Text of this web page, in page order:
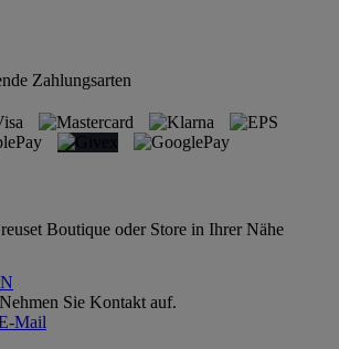
Zahlungsarten
Boutique oder Store in Ihrer Nähe
Sie Kontakt auf.
Mail